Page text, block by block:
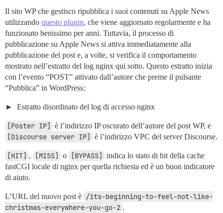
Il sito WP che gestisco ripubblica i suoi contenuti su Apple News
utilizzando questo plugin, che viene aggiornato regolarmente e ha
funzionato benissimo per anni. Tuttavia, il processo di
pubblicazione su Apple News si attiva immediatamente alla
pubblicazione del post e, a volte, si verifica il comportamento
mostrato nell’estratto del log nginx qui sotto. Questo estratto inizia
con l’evento “POST” attivato dall’autore che preme il pulsante
“Pubblica” in WordPress:
Estratto disordinato del log di accesso nginx
[Poster IP] è l’indirizzo IP oscurato dell’autore del post WP, e
[Discourse server IP] è l’indirizzo VPC del server Discourse.
[HIT] , [MISS] o [BYPASS]
indica lo stato di hit della cache
fastCGI locale di nginx per quella richiesta ed è un buon indicatore
di aiuto.
L’URL del nuovo post è /its-beginning-to-feel-not-like-
christmas-everywhere-you-go-2 .